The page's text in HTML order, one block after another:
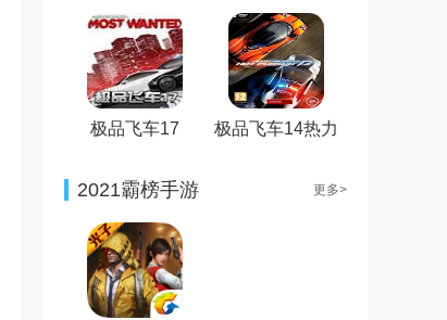
极品飞车17
极品飞车14热力
2021霸榜手游 更多>